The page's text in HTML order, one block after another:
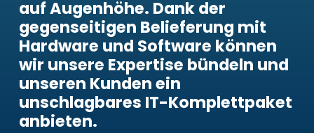
auf Augenhöhe. Dank der
gegenseitigen Belieferung mit
Hardware und Software können
wir unsere Expertise bündeln und
unseren Kunden ein
unschlagbares IT-Komplettpaket
anbieten.